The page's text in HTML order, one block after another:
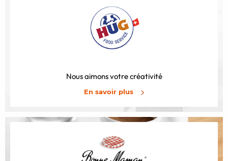
Nous aimons votre créativité
En savoir plus